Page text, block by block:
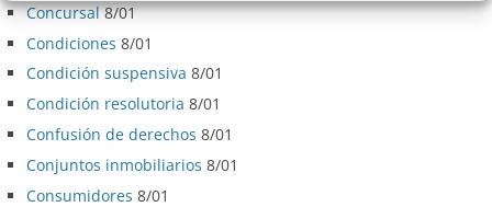
Concursal8/01
Condiciones 8/01
Condición suspensiva 8/01
Condición resolutoria 8/01
Confusión de derechos 8/01
Conjuntos inmobiliarios 8/01
Consumidores 8/01